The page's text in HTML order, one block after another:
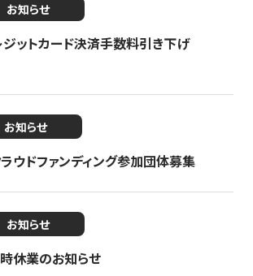
お知らせ
ジットカード決済手数料引き下げ
お知らせ
ウドファンディング参加団体募集
お知らせ
休業のお知らせ